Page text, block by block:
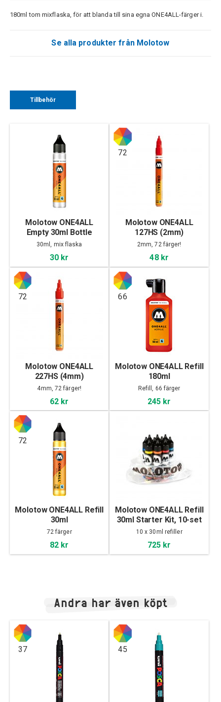
180ml tom mixflaska, för att blanda till sina egna ONE4ALL-färger i.
Se alla produkter från Molotow
Tillbehör
Molotow ONE4ALL
Empty 30ml Bottle
30ml, mix flaska
30 kr
72
Molotow ONE4ALL
127HS (2mm)
2mm, 72 färger!
48 kr
72
Molotow ONE4ALL
227HS (4mm)
4mm, 72 färger!
62 kr
66
Molotow ONE4ALL Refill
180ml
Refill, 66 färger
245 kr
72
Molotow ONE4ALL Refill
30ml
72 färger
82 kr
Molotow ONE4ALL Refill
30ml Starter Kit, 10-set
10 x 30ml refiller
725 kr
Andra har även köpt
37 45